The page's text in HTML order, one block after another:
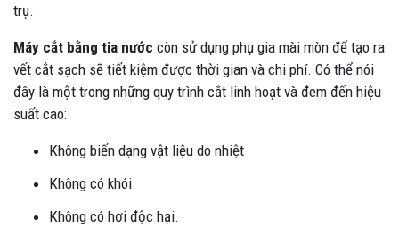
trụ.
Máy cắt bằng tia nước còn sử dụng phụ gia mài mòn để tạo ra
vết cắt sạch sẽ tiết kiệm được thời gian và chi phí. Có thể nói
đây là một trong những quy trình cắt linh hoạt và đem đến hiệu
suất cao:
Không biến dạng vật liệu do nhiệt
Không có khói
Không có hơi độc hại.